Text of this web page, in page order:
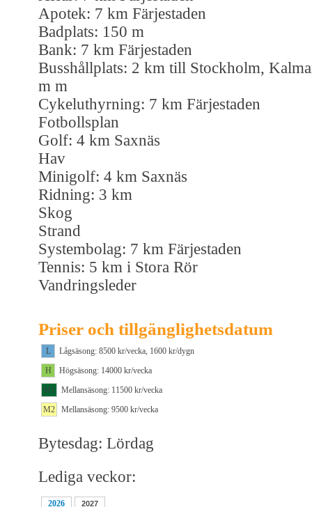
Apotek: 7 km Färjestaden
Badplats: 150 m
Bank: 7 km Färjestaden
Busshållplats: 2 km till Stockholm,
m m
Cykeluthyrning: 7 km Färjestaden
Fotbollsplan
Golf: 4 km Saxnäs
Hav
Minigolf: 4 km Saxnäs
Ridning: 3 km
Skog
Strand
Systembolag: 7 km Färjestaden
Tennis: 5 km i Stora Rör
Vandringsleder
Priser och tillgänglighetsdatum
L
Lågsäsong: 8500 kr/vecka, 1600 kr/dygn
H
Högsäsong: 14000 kr/vecka
M1
Mellansäsong: 11500 kr/vecka
M2
Mellansäsong: 9500 kr/vecka
Bytesdag: Lördag
Lediga veckor:
2026 2027